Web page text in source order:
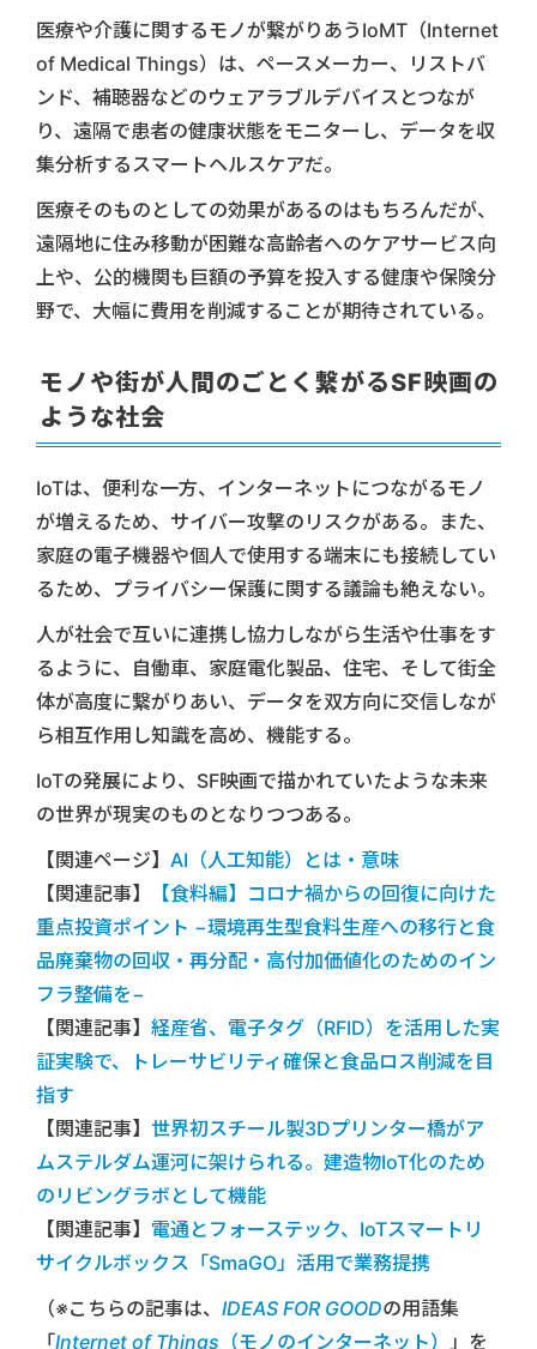
医療や介護に関するモノが繋がりあうIoMT（Internet
of Medical Things）は、ペースメーカー、リストバ
ンド、補聴器などのウェアラブルデバイスとつなが
り、遠隔で患者の健康状態をモニターし、データを収
集分析するスマートヘルスケアだ。
医療そのものとしての効果があるのはもちろんだが、
遠隔地に住み移動が困難な高齢者へのケアサービス向
上や、公的機関も巨額の予算を投入する健康や保険分
野で、大幅に費用を削減することが期待されている。
モノや街が人間のごとく繋がるSF映画の
ような社会
IoTは、便利な一方、インターネットにつながるモノ
が増えるため、サイバー攻撃のリスクがある。また、
家庭の電子機器や個人で使用する端末にも接続してい
るため、プライバシー保護に関する議論も絶えない。
人が社会で互いに連携し協力しながら生活や仕事をす
るように、自働車、家庭電化製品、住宅、そして街全
体が高度に繋がりあい、データを双方向に交信しなが
ら相互作用し知識を高め、機能する。
IoTの発展により、SF映画で描かれていたような未来
の世界が現実のものとなりつつある。
【関連ページ】 AI（人工知能）とは・意味
【関連記事】
【食料編】コロナ禍からの回復に向けた
重点投資ポイント −環境再生型食料生産への移行と食
品廃棄物の回収・再分配・高付加価値化のためのイン
フラ整備を−
【関連記事】 経産省、電子タグ（RFID）を活用した実
証実験で、トレーサビリティ確保と食品ロス削減を目
指す
【関連記事】 世界初スチール製3Dプリンター橋がア
ムステルダム運河に架けられる。建造物IoT化のため
のリビングラボとして機能
【関連記事】 電通とフォーステック、IoTスマートリ
サイクルボックス「SmaGO」活用で業務提携
（※こちらの記事は、 IDEAS FOR GOODの用語集
「Internet of Things（モノのインターネット） 」を